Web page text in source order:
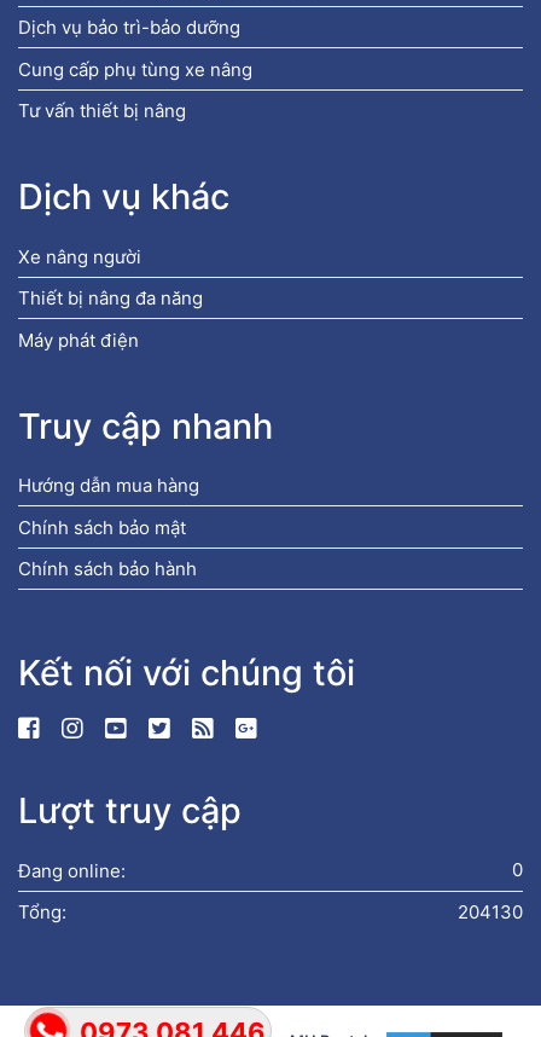
Dịch vụ bảo trì-bảo dưỡng
Cung cấp phụ tùng xe nâng
Tư vấn thiết bị nâng
Dịch vụ khác
Xe nâng người
Thiết bị nâng đa năng
Máy phát điện
Truy cập nhanh
Hướng dẫn mua hàng
Chính sách bảo mật
Chính sách bảo hành
Kết nối với chúng tôi
Lượt truy cập
0
Đang online:
204130
Tổng: